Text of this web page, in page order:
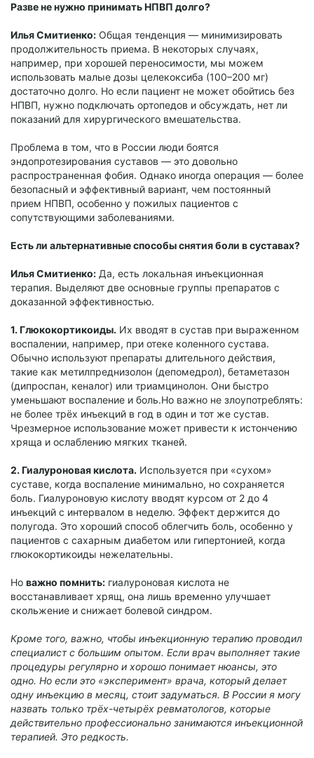
Разве не нужно принимать НПВП долго?
Илья Смитиенко: Общая тенденция — минимизировать
продолжительность приема. В некоторых случаях,
например, при хорошей переносимости, мы можем
использовать малые дозы целекоксиба (100–200 мг)
достаточно долго. Но если пациент не может обойтись без
НПВП, нужно подключать ортопедов и обсуждать, нет ли
показаний для хирургического вмешательства.
Проблема в том, что в России люди боятся
эндопротезирования суставов — это довольно
распространенная фобия. Однако иногда операция — более
безопасный и эффективный вариант, чем постоянный
прием НПВП, особенно у пожилых пациентов с
сопутствующими заболеваниями.
Есть ли альтернативные способы снятия боли в суставах?
Илья Смитиенко: Да, есть локальная инъекционная
терапия. Выделяют две основные группы препаратов с
доказанной эффективностью.
1. Глюкокортикоиды. Их вводят в сустав при выраженном
воспалении, например, при отеке коленного сустава.
Обычно используют препараты длительного действия,
такие как метилпреднизолон (депомедрол), бетаметазон
(дипроспан, кеналог) или триамцинолон. Они быстро
уменьшают воспаление и боль.Но важно не злоупотреблять:
не более трёх инъекций в год в один и тот же сустав.
Чрезмерное использование может привести к истончению
хряща и ослаблению мягких тканей.
2. Гиалуроновая кислота. Используется при «сухом»
суставе, когда воспаление минимально, но сохраняется
боль. Гиалуроновую кислоту вводят курсом от 2 до 4
инъекций с интервалом в неделю. Эффект держится до
полугода. Это хороший способ облегчить боль, особенно у
пациентов с сахарным диабетом или гипертонией, когда
глюкокортикоиды нежелательны.
Но важно помнить: гиалуроновая кислота не
восстанавливает хрящ, она лишь временно улучшает
скольжение и снижает болевой синдром.
Кроме того, важно, чтобы инъекционную терапию проводил
специалист с большим опытом. Если врач выполняет такие
процедуры регулярно и хорошо понимает нюансы, это
одно. Но если это «эксперимент» врача, который делает
одну инъекцию в месяц, стоит задуматься. В России я могу
назвать только трёх-четырёх ревматологов, которые
действительно профессионально занимаются инъекционной
терапией. Это редкость.